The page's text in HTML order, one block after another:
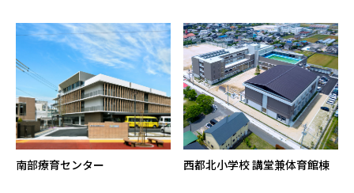
南部療育センター 西都北小学校 講堂兼体育館棟